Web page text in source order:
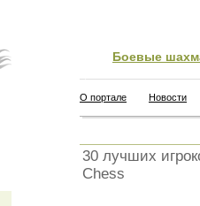
Боевые
О портале Новости
30 лучших
Chess